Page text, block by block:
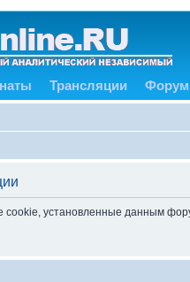
Трансляции Форум
cookie, установленные данным